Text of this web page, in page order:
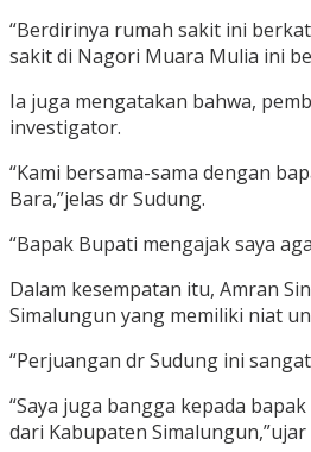
“Berdirinya rumah sakit ini
sakit di Nagori Muara Mulia ini
Ia juga mengatakan bahwa,
investigator.
“Kami bersama-sama dengan
Bara,”jelas dr Sudung.
“Bapak Bupati mengajak saya
Dalam kesempatan itu, Amran
Simalungun yang memiliki niat
“Perjuangan dr Sudung ini
“Saya juga bangga kepada
dari Kabupaten